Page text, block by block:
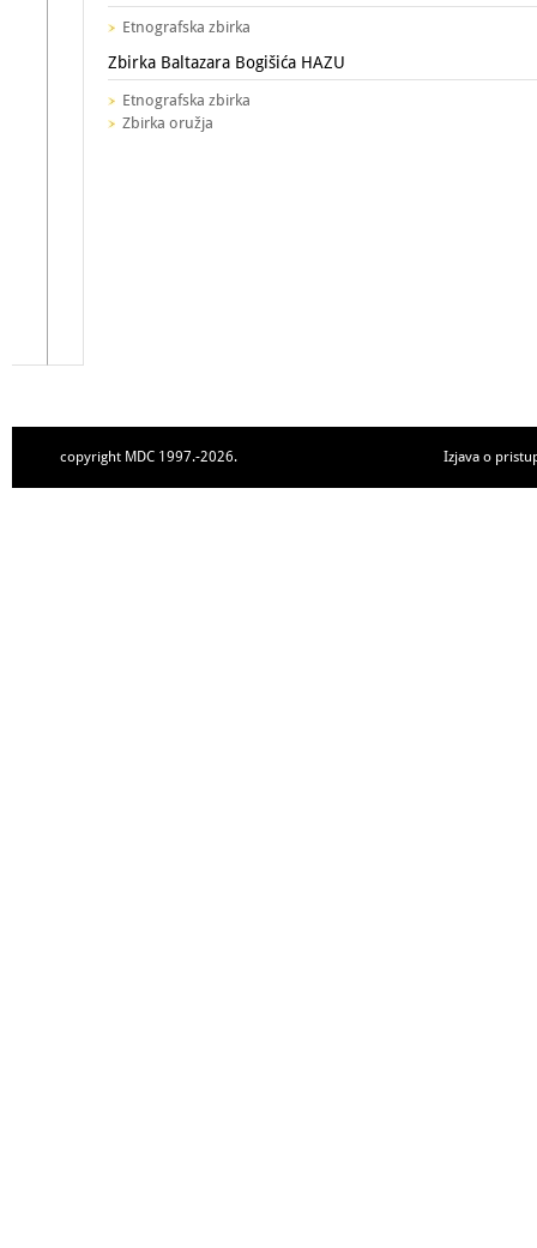
Etnografska zbirka
Zbirka Baltazara Bogišića HAZU
Etnografska zbirka
Zbirka oružja
copyright MDC 1997.-2026. Izjava o